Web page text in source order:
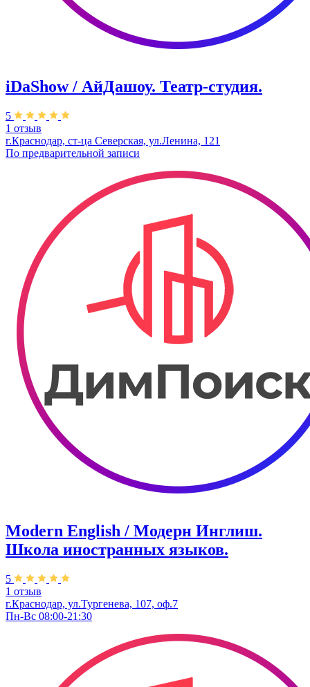
iDaShow / АйДашоу. Театр-студия.
5
1 отзыв
г.Краснодар, ст-ца Северская, ул.Ленина, 121
По предварительной записи
Modern English / Модерн Инглиш.
Школа иностранных языков.
5
1 отзыв
г.Краснодар, ул.Тургенева, 107, оф.7
Пн-Вс 08:00-21:30